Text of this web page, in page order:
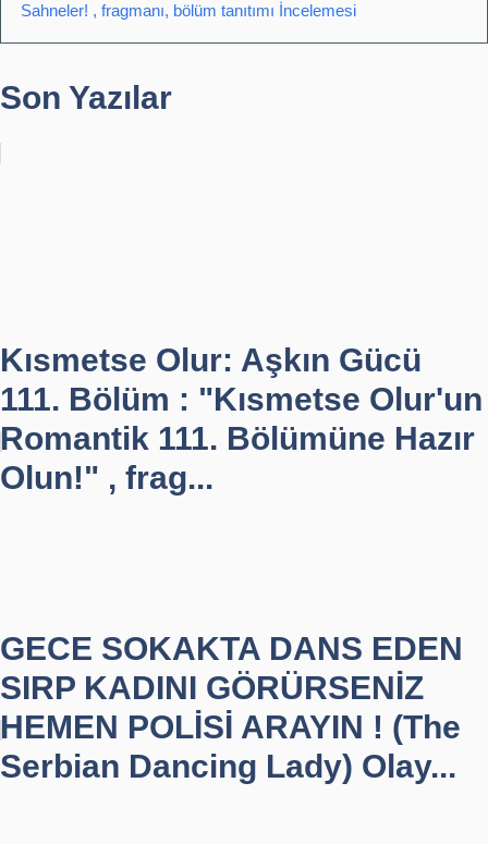
Sahneler! , fragmanı, bölüm tanıtımı İncelemesi
Son Yazılar
Kısmetse Olur: Aşkın Gücü
111. Bölüm : "Kısmetse Olur'un
Romantik 111. Bölümüne Hazır
Olun!" , frag...
GECE SOKAKTA DANS EDEN
SIRP KADINI GÖRÜRSENİZ
HEMEN POLİSİ ARAYIN ! (The
Serbian Dancing Lady) Olay...